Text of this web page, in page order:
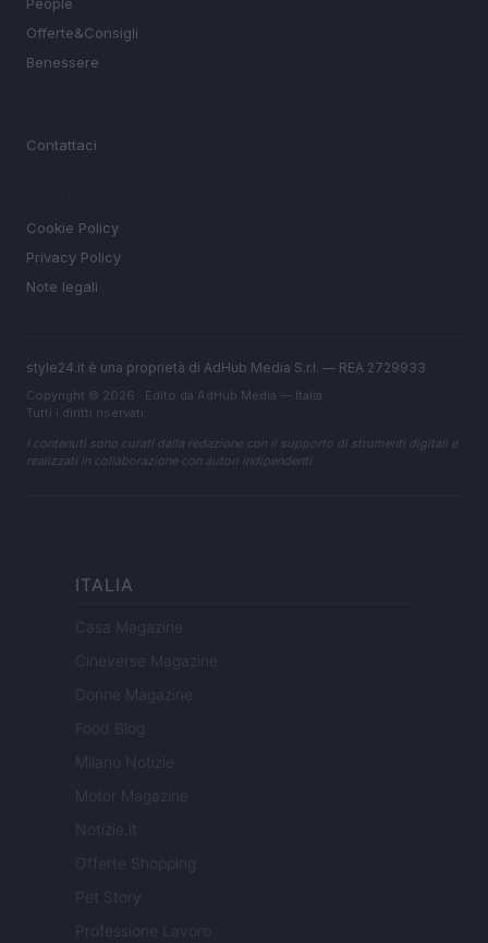
Offerte&Consigli
Benessere
Contattaci
Cookie Policy
Privacy Policy
Note legali
style24.it è una proprietà di AdHub Media S.r.l. — REA 2729933
Copyright © 2026 · Edito da AdHub Media — Italia
Tutti i diritti riservati
I contenuti sono curati dalla redazione con il supporto di strumenti digitali e
realizzati in collaborazione con autori indipendenti.
ITALIA
Casa Magazine
Cineverse Magazine
Donne Magazine
Food Blog
Milano Notizie
Motor Magazine
Notizie.it
Offerte Shopping
Pet Story
Professione Lavoro